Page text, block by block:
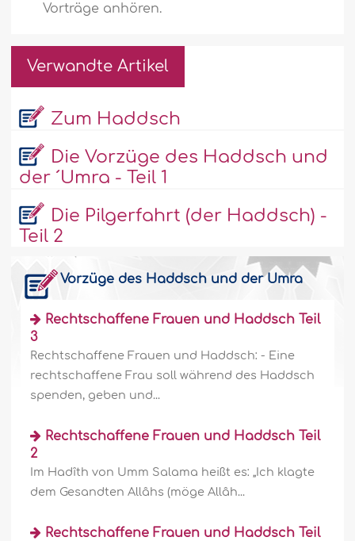
Vorträge anhören.
Verwandte Artikel
Zum Haddsch
Die Vorzüge des Haddsch und
der ´Umra - Teil 1
Die Pilgerfahrt (der Haddsch) -
Teil 2
Vorzüge des Haddsch und der Umra
Rechtschaffene Frauen und Haddsch Teil
3
Rechtschaffene Frauen und Haddsch: - Eine
rechtschaffene Frau soll während des Haddsch
spenden, geben und...
Rechtschaffene Frauen und Haddsch Teil
2
Im Hadîth von Umm Salama heißt es: „Ich klagte
dem Gesandten Allâhs (möge Allâh...
Rechtschaffene Frauen und Haddsch Teil